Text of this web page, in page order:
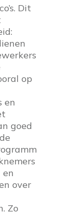
Dit
op
en
goed
over
Zo